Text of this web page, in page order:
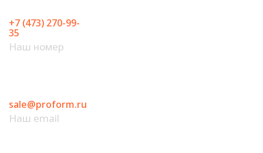
+7 (473) 270-99-
35
Наш номер
sale@proform.ru
Наш email